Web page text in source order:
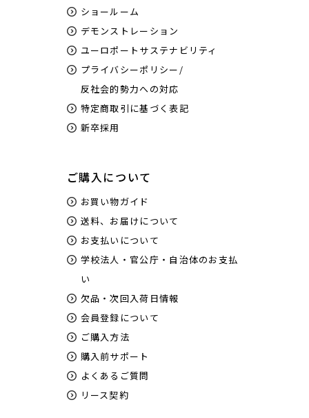
ショールーム
デモンストレーション
ユーロポートサステナビリティ
プライバシーポリシー/
反社会的勢力への対応
特定商取引に基づく表記
新卒採用
ご購入について
お買い物ガイド
送料、お届けについて
お支払いについて
学校法人・官公庁・自治体のお支払
い
欠品・次回入荷日情報
会員登録について
ご購入方法
購入前サポート
よくあるご質問
リース契約